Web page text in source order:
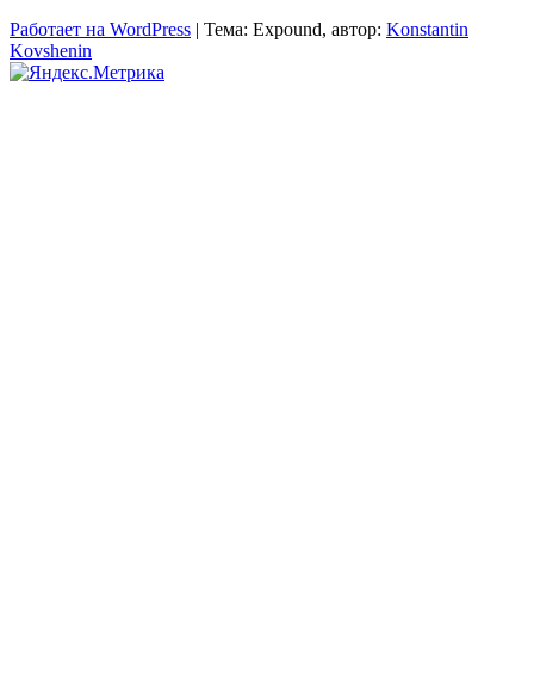
Работает на WordPress | Тема: Expound, автор: Konstantin
Kovshenin